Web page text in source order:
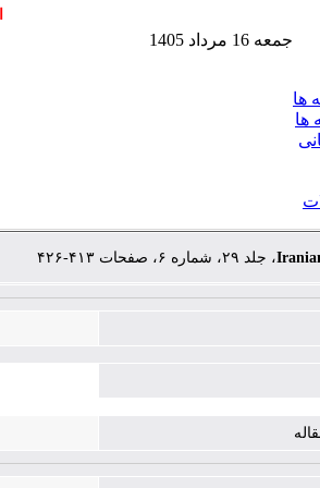
ها
ها
جمعه 16 مرداد 1405
، جلد ۲۹، شماره ۶، صفحات ۴۱۳-۴۲۶